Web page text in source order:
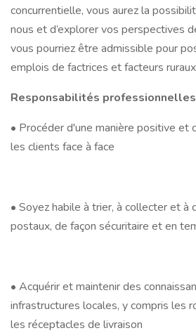
concurrentielle, vous aurez la
nous et d’explorer vos perspectives
vous pourriez être admissible pour
emplois de factrices et facteurs
Responsabilités professionnelles
• Procéder d'une manière positive et
les clients face à face
• Soyez habile à trier, à collecter et à
postaux, de façon sécuritaire et en
• Acquérir et maintenir des
infrastructures locales, y compris les
les réceptacles de livraison